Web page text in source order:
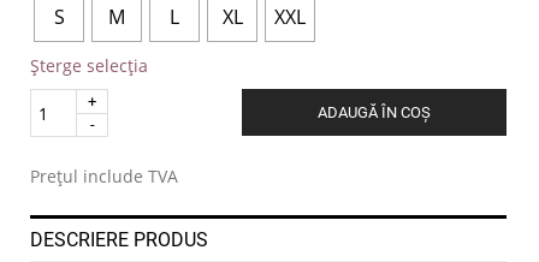
S M L XL XXL
Șterge selecția
Quantity
ADAUGĂ ÎN COȘ
Prețul include TVA
DESCRIERE PRODUS